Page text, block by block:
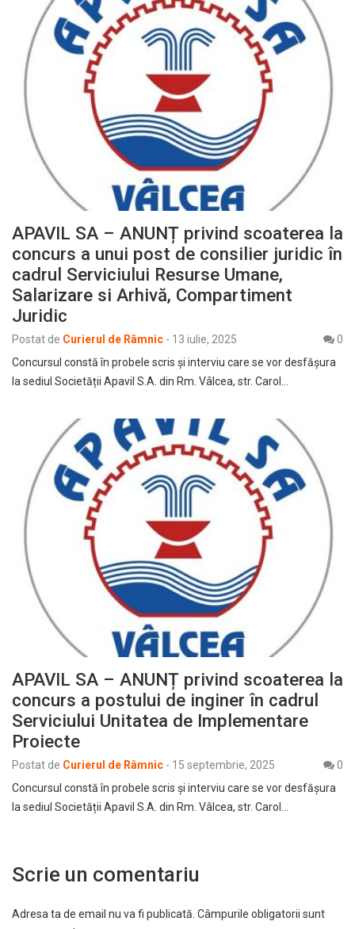
APAVIL SA – ANUNȚ privind scoaterea la
concurs a unui post de consilier juridic în
cadrul Serviciului Resurse Umane,
Salarizare si Arhivă, Compartiment
Juridic
Postat de Curierul de Râmnic - 13 iulie, 2025
0
Concursul constă în probele scris şi interviu care se vor desfășura
la sediul Societății Apavil S.A. din Rm. Vâlcea, str. Carol…
APAVIL SA – ANUNȚ privind scoaterea la
concurs a postului de inginer în cadrul
Serviciului Unitatea de Implementare
Proiecte
Postat de Curierul de Râmnic - 15 septembrie, 2025
0
Concursul constă în probele scris şi interviu care se vor desfășura
la sediul Societății Apavil S.A. din Rm. Vâlcea, str. Carol…
Scrie un comentariu
Adresa ta de email nu va fi publicată. Câmpurile obligatorii sunt